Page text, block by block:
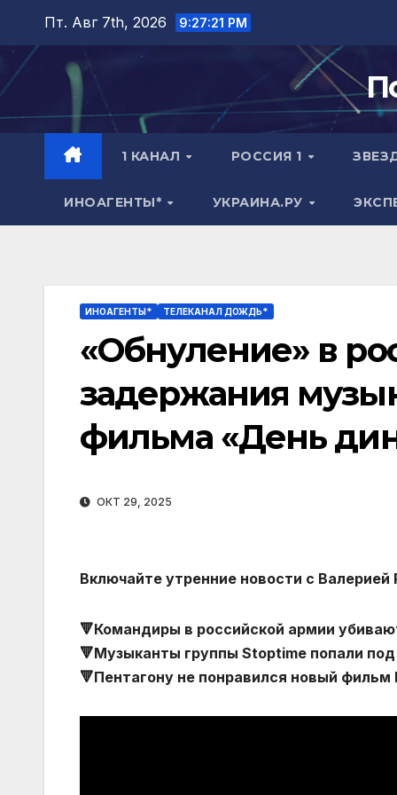
Перейти
содержимому
Пт. Авг 7th, 2026 9:27:22 PM
1 КАНАЛ РОССИЯ 1
ИНОАГЕНТЫ* УКРАИНА.РУ
ИНОАГЕНТЫ* ТЕЛЕКАНАЛ ДОЖДЬ*
«Обнуление» в
задержания
фильма «День
ОКТ 29, 2025
Включайте утренние новости с
🔻Командиры в российской армии
🔻Музыканты группы Stoptime попали
🔻Пентагону не понравился новый